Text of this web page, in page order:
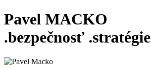
Pavel MACKO
.bezpečnosť .stratégie